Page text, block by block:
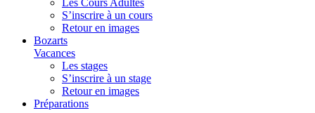
Les Cours Adultes
S’inscrire à un cours
Retour en images
Bozarts
Vacances
Les stages
S’inscrire à un stage
Retour en images
Préparations